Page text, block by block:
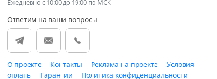
Ежедневно с 10:00 до 19:00 по МСК
Ответим на ваши вопросы
О проекте Контакты Реклама на проекте
Условия
оплаты
Гарантии Политика конфиденциальности